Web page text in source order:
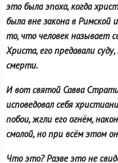
это была эпоха, когда
была вне закона в Римской
то, что человек называет
Христа, его предавали
смерти.
И вот святой Савва
исповедовал себя
побои, жгли его огнём,
смолой, но при всём этом
Что это? Разве это не